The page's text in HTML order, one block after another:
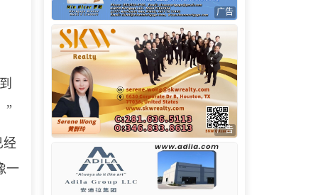
”
经
一
广告
广告